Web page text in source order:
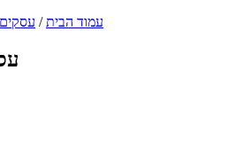
עמוד הבית/